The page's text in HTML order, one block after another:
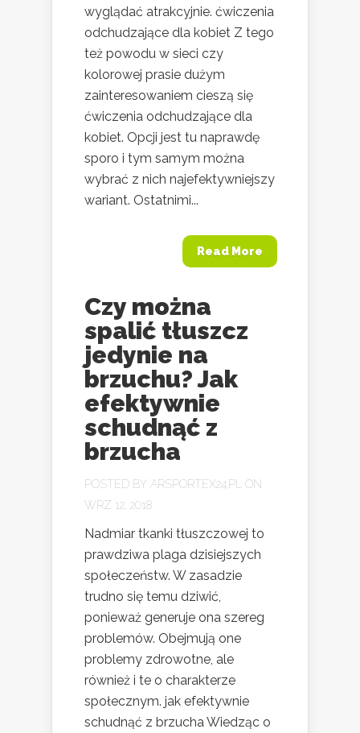
wyglądać atrakcyjnie. ćwiczenia
odchudzające dla kobiet Z tego
też powodu w sieci czy
kolorowej prasie dużym
zainteresowaniem cieszą się
ćwiczenia odchudzające dla
kobiet. Opcji jest tu naprawdę
sporo i tym samym można
wybrać z nich najefektywniejszy
wariant. Ostatnimi...
Read More
Czy można
spalić tłuszcz
jedynie na
brzuchu? Jak
efektywnie
schudnąć z
brzucha
POSTED BY ARSPORTEX24.PL
ON
WRZ 12, 2018
Nadmiar tkanki tłuszczowej to
prawdziwa plaga dzisiejszych
społeczeństw. W zasadzie
trudno się temu dziwić,
ponieważ generuje ona szereg
problemów. Obejmują one
problemy zdrowotne, ale
również i te o charakterze
społecznym. jak efektywnie
schudnąć z brzucha Wiedząc o